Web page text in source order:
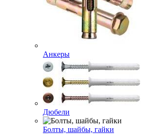
Анкеры
Дюбели
Болты, шайбы, гайки